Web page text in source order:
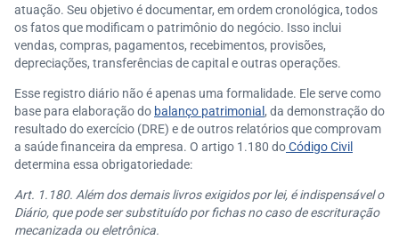
atuação. Seu objetivo é documentar, em ordem cronológica, todos
os fatos que modificam o patrimônio do negócio. Isso inclui
vendas, compras, pagamentos, recebimentos, provisões,
depreciações, transferências de capital e outras operações.
Esse registro diário não é apenas uma formalidade. Ele serve como
base para elaboração do balanço patrimonial , da demonstração do
resultado do exercício (DRE) e de outros relatórios que comprovam
a saúde financeira da empresa. O artigo 1.180 doCódigo Civil
determina essa obrigatoriedade:
Art. 1.180. Além dos demais livros exigidos por lei, é indispensável o
Diário, que pode ser substituído por fichas no caso de escrituração
mecanizada ou eletrônica.